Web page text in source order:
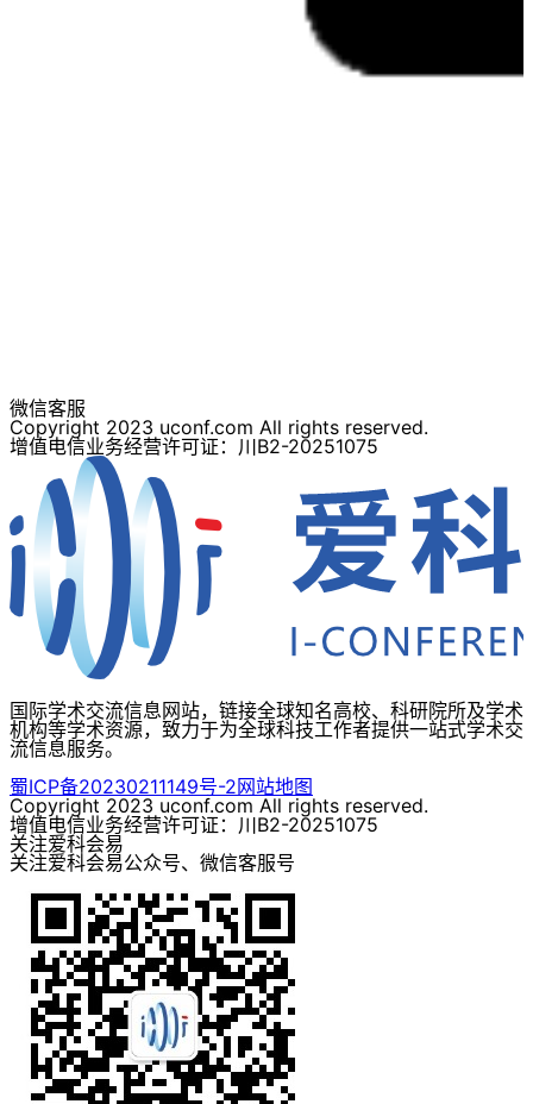
微信客服
Copyright 2023 uconf.com All rights reserved.
增值电信业务经营许可证：川B2-20251075
国际学术交流信息网站，链接全球知名高校、科研院所及学术
机构等学术资源，致力于为全球科技工作者提供一站式学术交
流信息服务。
蜀ICP备20230211149号-2网站地图
Copyright 2023 uconf.com All rights reserved.
增值电信业务经营许可证：川B2-20251075
关注爱科会易
关注爱科会易公众号、微信客服号